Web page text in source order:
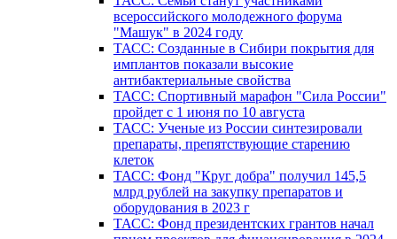
всероссийского молодежного форума
"Машук" в 2024 году
ТАСС: Созданные в Сибири покрытия для
имплантов показали высокие
антибактериальные свойства
ТАСС: Спортивный марафон "Сила России"
пройдет с 1 июня по 10 августа
ТАСС: Ученые из России синтезировали
препараты, препятствующие старению
клеток
ТАСС: Фонд "Круг добра" получил 145,5
млрд рублей на закупку препаратов и
оборудования в 2023 г
ТАСС: Фонд президентских грантов начал